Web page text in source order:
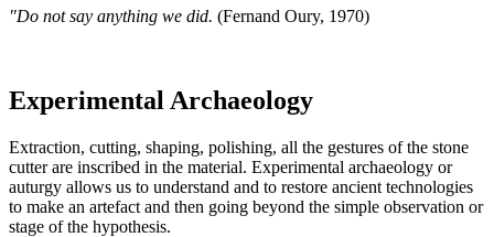
"Do not say anything we did. (Fernand Oury, 1970)
Experimental Archaeology
Extraction, cutting, shaping, polishing, all the gestures of the stone
cutter are inscribed in the material. Experimental archaeology or
auturgy allows us to understand and to restore ancient technologies
to make an artefact and then going beyond the simple observation or
stage of the hypothesis.